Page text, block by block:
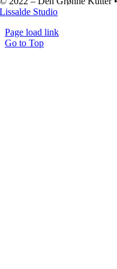
Lissalde Studio
Page load link
Go to Top